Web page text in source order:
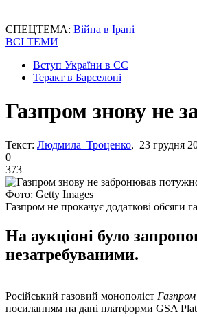
СПЕЦТЕМА: Війна в Ірані
ВСІ ТЕМИ
Вступ України в ЄС
Теракт в Барселоні
Газпром знову не
Текст: Людмила Троценко, 23 грудня
0
373
Фото: Getty Images
Газпром не прокачує додаткові обсяги
На аукціоні було
незатребуваними.
Російський газовий монополіст Газпром
посиланням на дані платформи GSA